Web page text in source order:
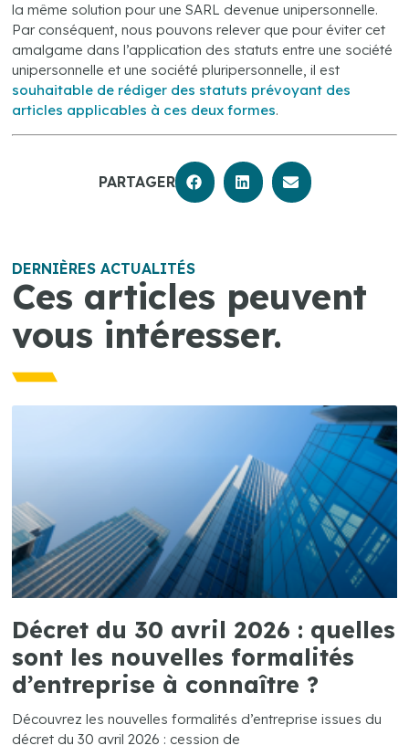
la même solution pour une SARL devenue unipersonnelle.
Par conséquent, nous pouvons relever que pour éviter cet
amalgame dans l’application des statuts entre une société
unipersonnelle et une société pluripersonnelle, il est
souhaitable de rédiger des statuts prévoyant des
articles applicables à ces deux formes.
PARTAGER
DERNIÈRES ACTUALITÉS
Ces articles peuvent
vous intéresser.
Décret du 30 avril 2026 : quelles
sont les nouvelles formalités
d’entreprise à connaître ?
Découvrez les nouvelles formalités d’entreprise issues du
décret du 30 avril 2026 : cession de